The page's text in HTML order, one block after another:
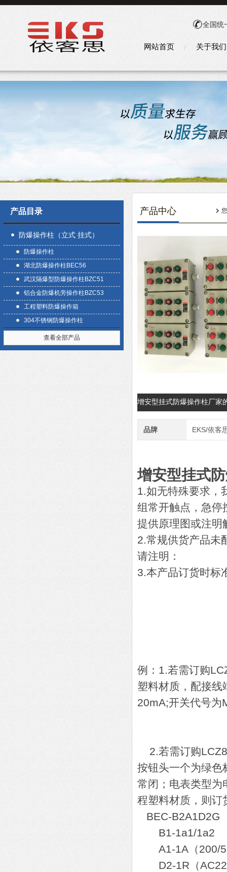
全国统
网站首页 关于我们
产品目录
防爆操作柱（立式 挂式）
防爆操作柱
湖北防爆操作柱BEC56
武汉隔爆型防爆操作柱BZC51
铝合金防爆机旁操作柱BZC53
工程塑料防爆操作箱
304不锈钢防爆操作柱
查看全部产品
产品中心
增安型挂式防爆操作柱厂家
品牌 EKS/依客
增安型挂式
1.如无特殊要求，
组常开触点，急停
提供原理图或注明
2.常规供货产品未
请注明：
3.本产品订货时标
例：1.若需订购
塑料材质，配接
20mA;开关代号为
2.若需订购
按钮头一个为绿色
常闭；电表类型为
程塑料材质，则订
BEC-B2A1D2G
B1-1a1/1a2
A1-1A（200/5
D2-1R（